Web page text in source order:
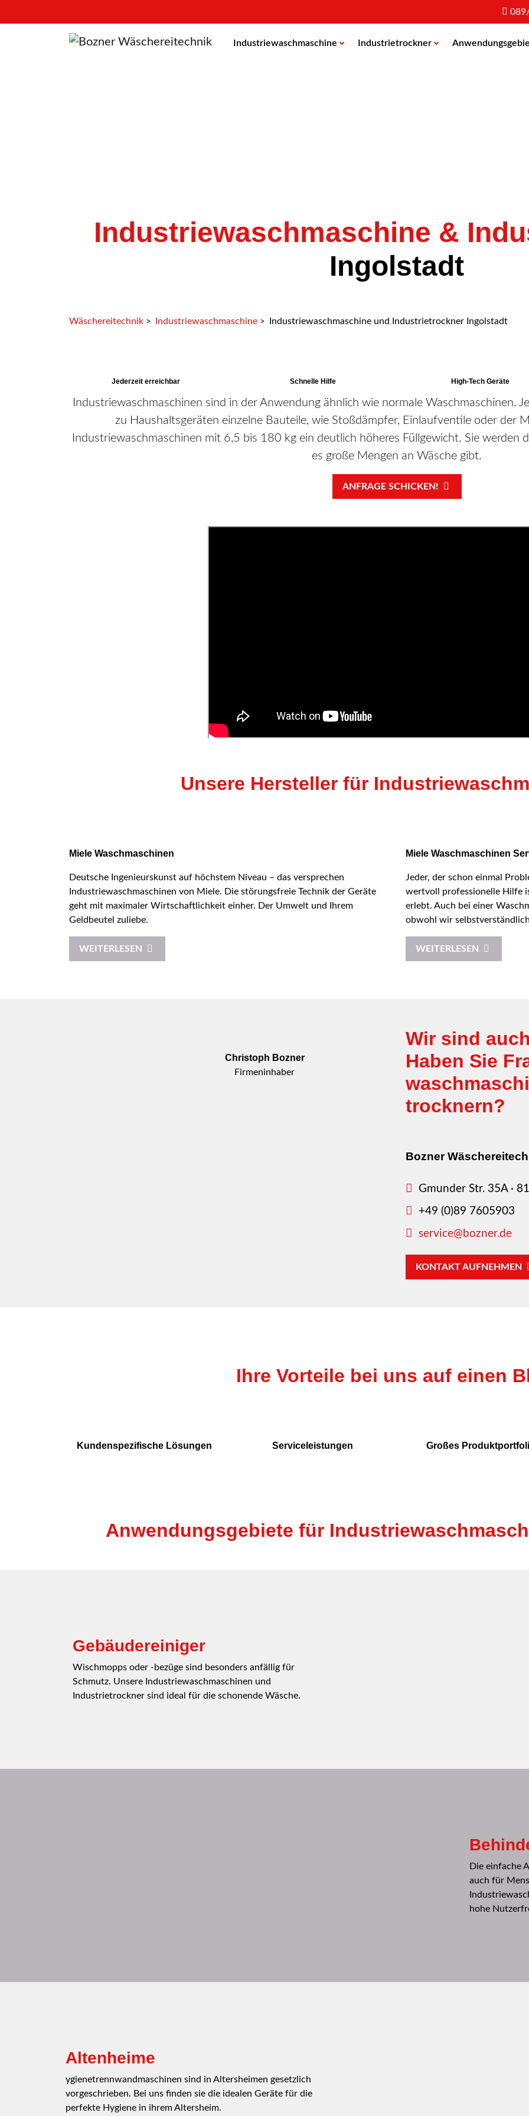
Industriewaschmaschine Industrietrockner
Industriewaschmaschine &
Ingolstadt
Wäschereitechnik Industriewaschmaschine Industriewaschmaschine und Industrietrockner Ingolstadt
Industriewaschmaschinen sind in der Anwendung ähnlich wie normale Waschmaschinen.
zu Haushaltsgeräten einzelne Bauteile, wie Stoßdämpfer, Einlaufventile oder der
Industriewaschmaschinen mit 6,5 bis 180 kg ein deutlich höheres Füllgewicht. Sie werden
es große Mengen an Wäsche gibt.
ANFRAGE SCHICKEN!
Unsere Hersteller für
Miele Waschmaschinen
Deutsche Ingenieurskunst auf höchstem Niveau – das versprechen
Industriewaschmaschinen von Miele. Die störungsfreie Technik der Geräte
geht mit maximaler Wirtschaftlichkeit einher. Der Umwelt und Ihrem
Geldbeutel zuliebe.
WEITERLESEN
Miele Waschmaschinen
Jeder, der schon einmal
wertvoll professionelle Hilfe
erlebt. Auch bei einer
obwohl wir
WEITERLESEN
Christoph Bozner
Firmeninhaber
Wir sind
Haben Sie
trocknern?
Bozner
Gmunder Str. 35A ·
+49 (0)89 7605903
service@bozner.de
KONTAKT AUFNEHMEN
Ihre Vorteile bei uns auf einen
Kundenspezifische Lösungen Serviceleistungen Großes
Anwendungsgebiete für
Gebäudereiniger
Wischmopps oder -bezüge sind besonders anfällig für
Schmutz. Unsere Industriewaschmaschinen und
Industrietrockner sind ideal für die schonende Wäsche.
Die einfache
auch für
hohe
Altenheime
ygienetrennwandmaschinen sind in Altersheimen gesetzlich
vorgeschrieben. Bei uns finden sie die idealen Geräte für die
perfekte Hygiene in ihrem Altersheim.